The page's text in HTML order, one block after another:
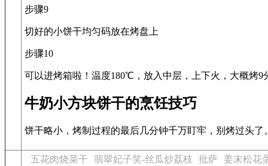
步骤9
切好的小饼干均匀码放在烤盘上
步骤10
可以进烤箱啦！温度180℃，放入中层，上下火，大概烤9
牛奶小方块饼干的烹饪技巧
饼干略小，烤制过程的最后几分钟千万盯牢，别烤过头了
五花肉烧菜干 翡翠妃子笑-丝瓜炒荔枝 批萨
姜末松花